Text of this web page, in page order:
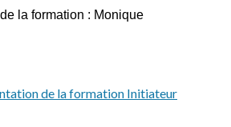
la formation : Monique
de la formation Initiateur